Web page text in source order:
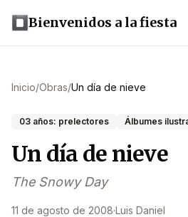
Bienvenidos a la fiesta
Inicio/Obras/Un día de nieve
03 años: prelectores Álbumes
Un día de nieve
The Snowy Day
11 de agosto de 2008·Luis Daniel